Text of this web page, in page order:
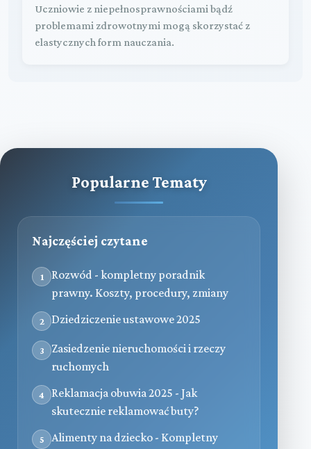
Uczniowie z niepełnosprawnościami bądź
problemami zdrowotnymi mogą skorzystać z
elastycznych form nauczania.
Popularne Tematy
Najczęściej czytane
1
Rozwód - kompletny poradnik
prawny. Koszty, procedury, zmiany
2 Dziedziczenie ustawowe 2025
3
Zasiedzenie nieruchomości i rzeczy
ruchomych
4
Reklamacja obuwia 2025 - Jak
skutecznie reklamować buty?
5
Alimenty na dziecko - Kompletny